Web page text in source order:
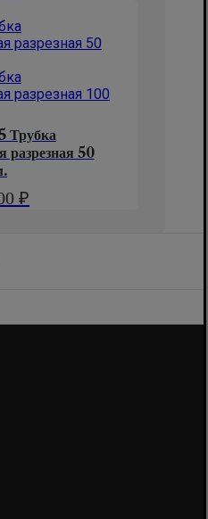
Трубка
разрезная 50
₽